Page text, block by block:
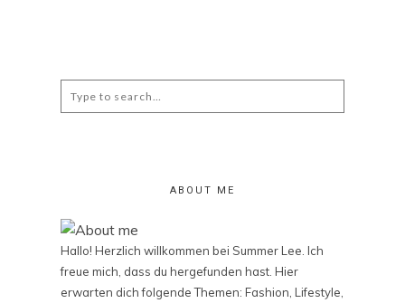
for:
ABOUT ME
Hallo! Herzlich willkommen bei Summer Lee. Ich
freue mich, dass du hergefunden hast. Hier
erwarten dich folgende Themen: Fashion, Lifestyle,